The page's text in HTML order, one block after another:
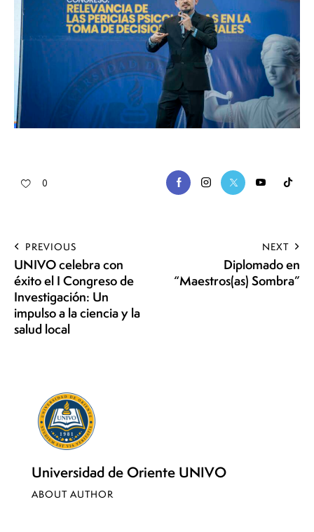
0
PREVIOUS
UNIVO celebra con
éxito el I Congreso de
Investigación: Un
impulso a la ciencia y la
salud local
NEXT
Diplomado en
“Maestros(as) Sombra”
Universidad de Oriente UNIVO
ABOUT AUTHOR